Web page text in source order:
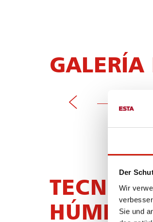
Der
Wir
Sie und
GALERÍA